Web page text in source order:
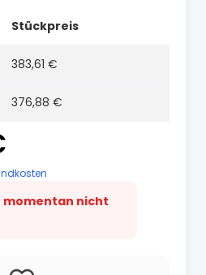
Stückpreis
383,61 €
376,88 €
momentan nicht